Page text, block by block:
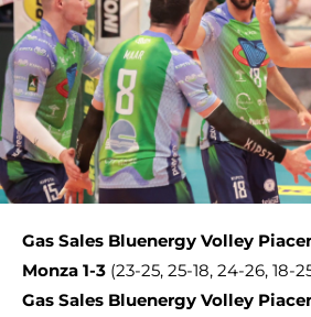
Gas Sales Bluenergy Volley
Monza 1-3 (23-25, 25-18, 24-26, 18-
Gas Sales Bluenergy Volley